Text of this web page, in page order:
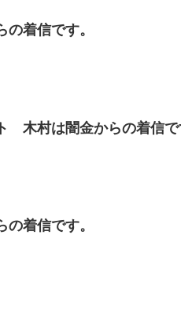
着信です。
木村は闇金からの着信で
着信です。